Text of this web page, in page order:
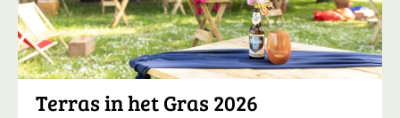
Terras in het Gras 2026